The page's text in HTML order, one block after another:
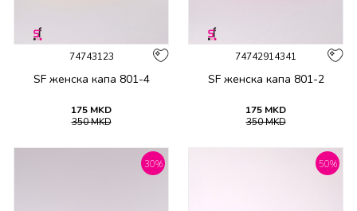
74743123
SF женска капа 801-4
175 MKD
350MKD
74742914341
SF женска капа 801-2
175 MKD
350MKD
30% 50%